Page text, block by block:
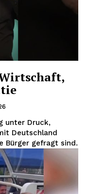
unter Druck,
Deutschland
Bürger gefragt sind.